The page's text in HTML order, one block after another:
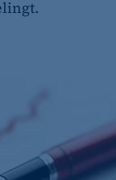
über 10 Prozent